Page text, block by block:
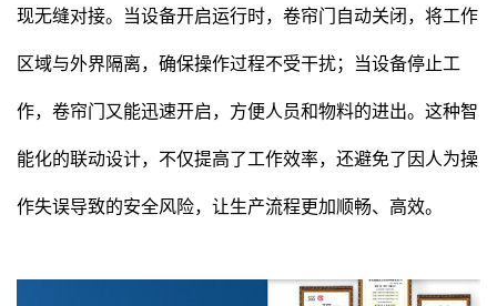
现无缝对接。当设备开启运行时，卷帘门自动关闭，将工作
区域与外界隔离，确保操作过程不受干扰；当设备停止工
作，卷帘门又能迅速开启，方便人员和物料的进出。这种智
能化的联动设计，不仅提高了工作效率，还避免了因人为操
作失误导致的安全风险，让生产流程更加顺畅、高效。